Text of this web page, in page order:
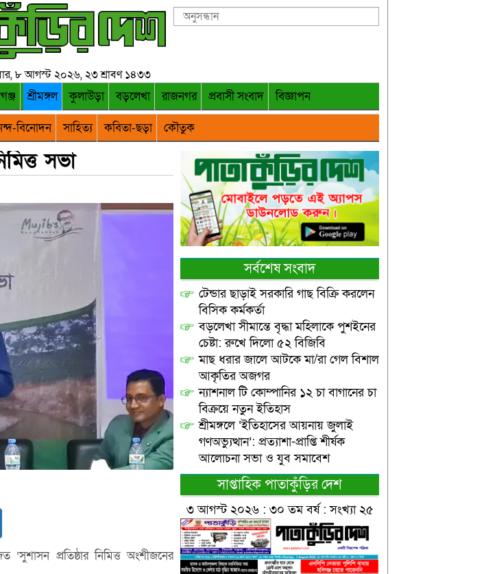
৮ আগস্ট ২০২৬, ২৩ শ্রাবণ ১৪৩৩
শ্রীমঙ্গল কুলাউড়া বড়লেখা রাজনগর প্রবাসী সংবাদ
বিজ্ঞাপন
বিনোদন সাহিত্য কবিতা-ছড়া কৌতুক
সভা
প্রতিষ্ঠার নিমিত্ত অংশীজনের
সর্বশেষ সংবাদ
টেন্ডার ছাড়াই সরকারি গাছ বিক্রি করলেন
বিসিক কর্মকর্তা
বড়লেখা সীমান্তে বৃদ্ধা মহিলাকে পুশইনের
চেষ্টা: রুখে দিলো ৫২ বিজিবি
মাছ ধরার জালে আটকে মা/রা গেল বিশাল
আকৃতির অজগর
ন্যাশনাল টি কোম্পানির ১২ চা বাগানের চা
বিক্রয়ে নতুন ইতিহাস
শ্রীমঙ্গলে ‘ইতিহাসের আয়নায় জুলাই
গণঅভ্যুত্থান’: প্রত্যাশা-প্রাপ্তি শীর্ষক
আলোচনা সভা ও যুব সমাবেশ
সাপ্তাহিক পাতাকুঁড়ির দেশ
৩ আগস্ট ২০২৬ : ৩০ তম বর্ষ : সংখ্যা ২৫